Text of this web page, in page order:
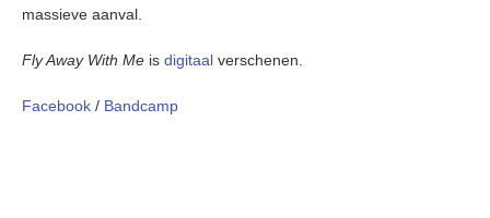
massieve aanval.
Fly Away With Me is digitaal verschenen.
Facebook / Bandcamp